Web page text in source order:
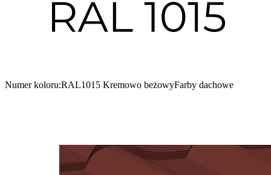
Numer koloru:RAL1015 Kremowo beżowyFarby dachowe